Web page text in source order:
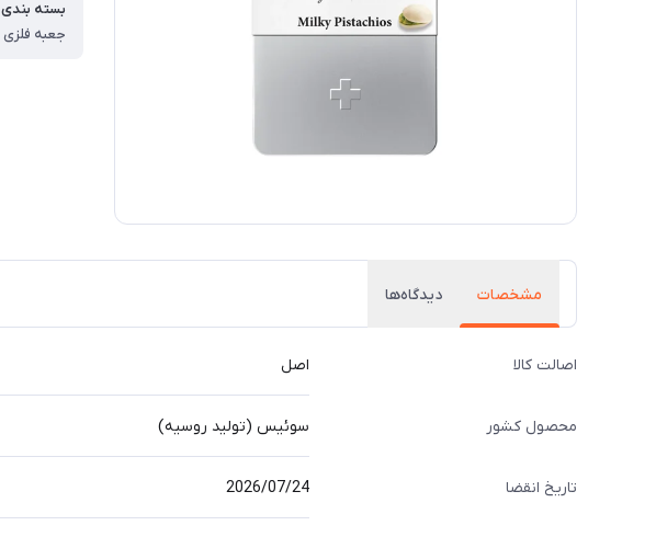
بسته بندی
جعبه فلزی
مشخصات دیدگاه‌ها
اصالت کالا اصل
محصول کشور سوئیس (تولید روسیه)
تاریخ انقضا 2026/07/24